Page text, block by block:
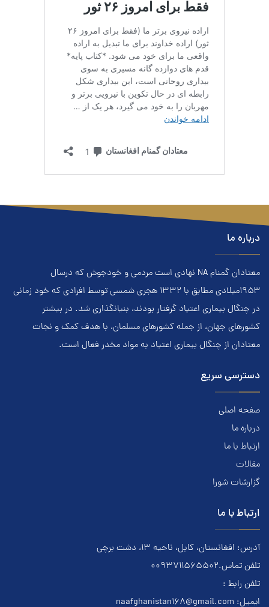
درباره ما
معتادان گمنام NA نهادي است مردمي و خودجوش که درسال
۱۹۵۳ميلادي مطابق با ۱۳۳۲ هجري‌ شمسي توسط افرادي که خود زماني
در چنگال بیماری اعتياد گرفتار بودند، بنيانگذاري شد. در بيشتر
کشور‌هاي جهان، از جمله کشور‌هاي مسلمان، با هدف کمک و نجات
معتادان از چنگال بیماری اعتياد به مواد مخدر فعال است.
دسترسی سریع
صفحه اصلی
درباره ما
ارتباط با ما
مقالات
گزارشات شورا
ارتباط با ما
آدرس: افغانستان، کابل، ناحیه ۱۳، دشت برچی
تلفن تماس.0093711565502
تلفن رابط :
ایمیل: naafghanistan168@gmail.com